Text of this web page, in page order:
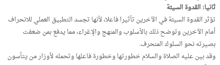
ثانيا: القدوة السيئة
تؤثر القدوة السيئة في الآخرين تأثيرا فاعلا، لأنها تجسد التطبيق العملي للانحراف
أمام الآخرين وتوضح ذلك بالأسلوب والمنهج والإغراء، مما يدفع بمن ضعفت
بصيرته نحو السلوك المنحرف.
وقد بين عليه الصلاة والسلام خطورتها وخطورة فاعلها وتحمله لأوزار من يتأسون